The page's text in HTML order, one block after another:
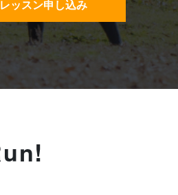
ッスン申し込み